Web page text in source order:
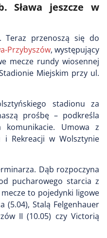
Sława jeszcze w
Teraz przenoszą się do
Przybyszów, występujący
mecze rundy wiosennej
Miejskim przy ul.
stadionu za
prośbę – podkreśla
Umowa z
i Rekreacji w Wolsztynie
Dąb rozpoczyna
pucharowego starcia z
to pojedynki ligowe
(5.04), Stalą Felgenhauer
II (10.05) czy Victorią